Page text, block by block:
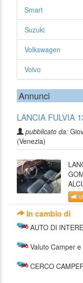
Smart
Suzuki
Volkswagen
Volvo
Annunci
LANCIA FULVIA
pubblicato da:
(Venezia)
In cambio di
AUTO DI
Valuto Camper
CERCO